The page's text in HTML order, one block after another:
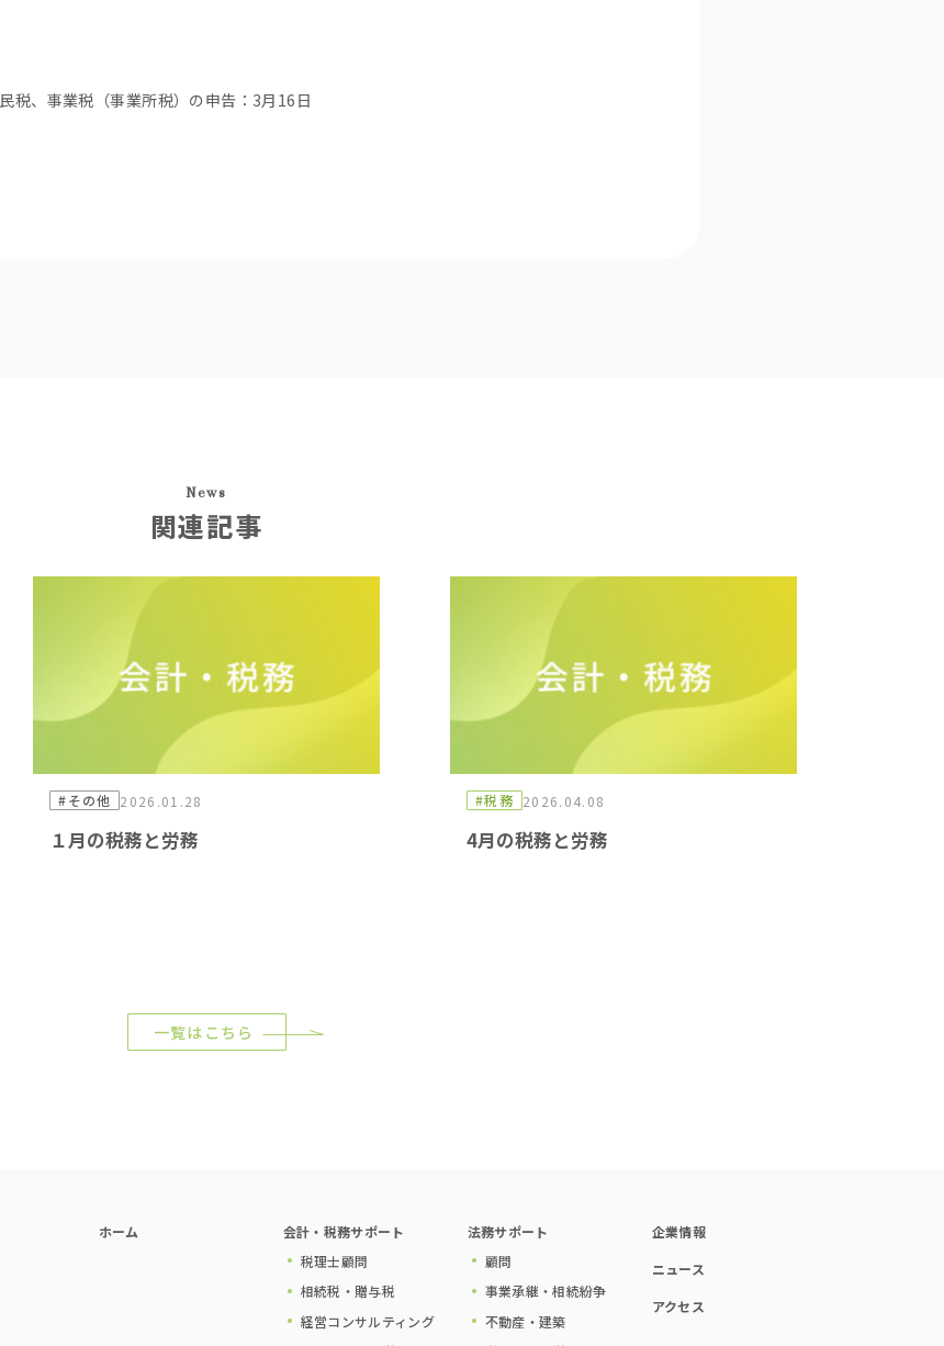
税、事業税（事業所税）の申告：3月16日
News
関連記事
#その他 2026.01.28
１月の税務と労務
#税務 2026.04.08
4月の税務と労務
一覧はこちら
ホーム
会計・税務サポート
税理士顧問
相続税・贈与税
経営コンサルティング
法務サポート
顧問
事業承継・相続紛争
不動産・建築
企業情報
ニュース
アクセス